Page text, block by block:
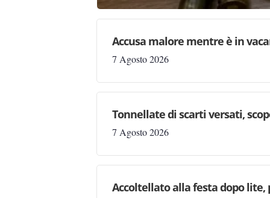
Accusa malore mentre è in
7 Agosto 2026
Tonnellate di scarti versati,
7 Agosto 2026
Accoltellato alla festa dopo lite,